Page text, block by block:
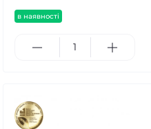
в наявності